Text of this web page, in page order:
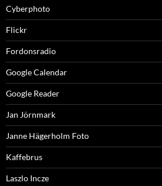
Cyberphoto
Flickr
Fordonsradio
Google Calendar
Google Reader
Jan Jörnmark
Janne Hägerholm Foto
Kaffebrus
Laszlo Incze